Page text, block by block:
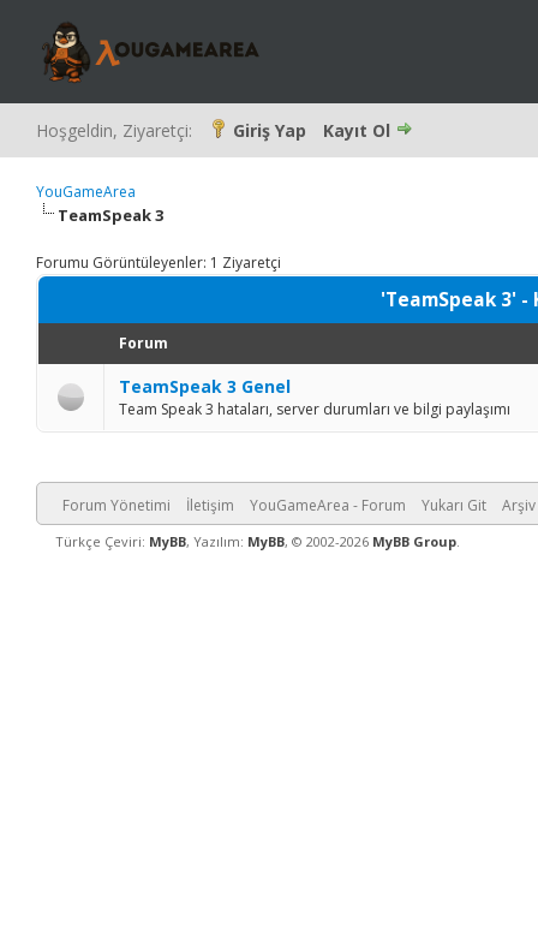
Hoşgeldin, Ziyaretçi: Giriş Yap Kayıt Ol
YouGameArea
TeamSpeak 3
Forumu Görüntüleyenler: 1 Ziyaretçi
'TeamSpeak 3'
Forum
TeamSpeak 3 Genel
Team Speak 3 hataları, server durumları ve bilgi paylaşımı
Forum Yönetimi İletişim YouGameArea - Forum Yukarı Git Arşiv
Türkçe Çeviri: MyBB, Yazılım: MyBB, © 2002-2026 MyBB Group